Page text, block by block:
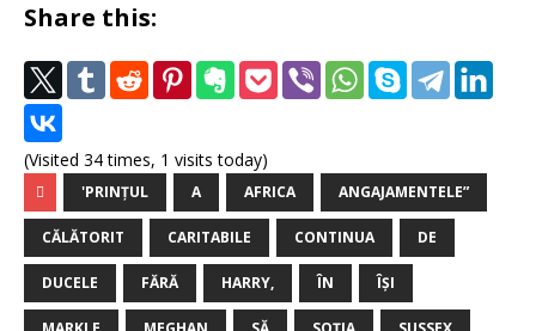
Share this:
(Visited 34 times, 1 visits today)
'PRINŢUL A AFRICA ANGAJAMENTELE”
CĂLĂTORIT CARITABILE CONTINUA DE
DUCELE FĂRĂ HARRY, ÎN ÎŞI